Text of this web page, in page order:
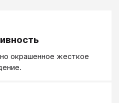
окрашенное жесткое